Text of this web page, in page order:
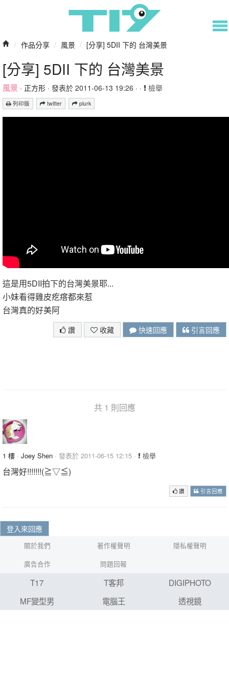
/ 作品分享 / 風景 / [分享] 5DII 下的 台灣美景
[分享] 5DII 下的 台灣美景
風景 · 正方形 · 發表於 2011-06-13 19:26 · · 檢舉
列印版 twitter plurk
這是用5DII拍下的台灣美景耶...
小妹看得雞皮疙瘩都來惹
台灣真的好美阿
讚 收藏 快速回應 引言回應
共 1 則回應
1 樓 · Joey Shen · 發表於 2011-06-15 12:15 · 檢舉
台灣好!!!!!!!(≧▽≦)
讚 引言回應
登入來回應
關於我們 著作權聲明
隱私權聲明
廣告合作
問題回報
T17 T客邦
DIGIPHOTO
MF變型男
電腦王 透視鏡